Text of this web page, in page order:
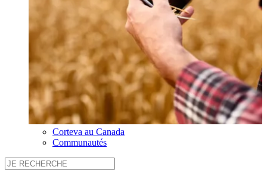
Corteva au Canada
Communautés